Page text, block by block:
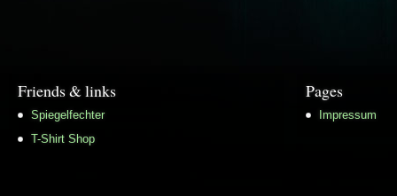
Friends & links
Spiegelfechter
T-Shirt Shop
Pages
Impressum